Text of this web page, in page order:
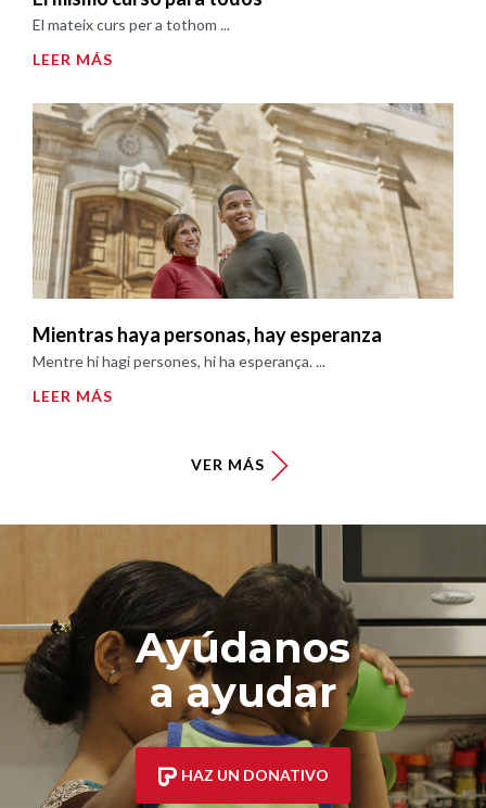
El mateix curs per a tothom ...
LEER MÁS
Mientras haya personas, hay esperanza
Mentre hi hagi persones, hi ha esperança. ...
LEER MÁS
VER MÁS
Ayúdanos
a ayudar
HAZ UN DONATIVO